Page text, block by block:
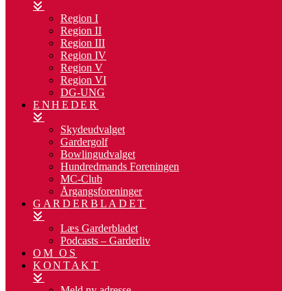
Region I
Region II
Region III
Region IV
Region V
Region VI
DG-UNG
ENHEDER
Skydeudvalget
Gardergolf
Bowlingudvalget
Hundredmands Foreningen
MC-Club
Årgangsforeninger
GARDERBLADET
Læs Garderbladet
Podcasts – Garderliv
OM OS
KONTAKT